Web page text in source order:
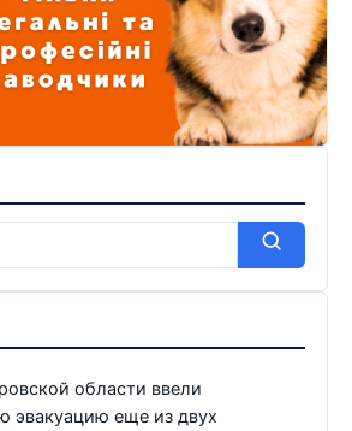
области ввели
эвакуацию еще из двух